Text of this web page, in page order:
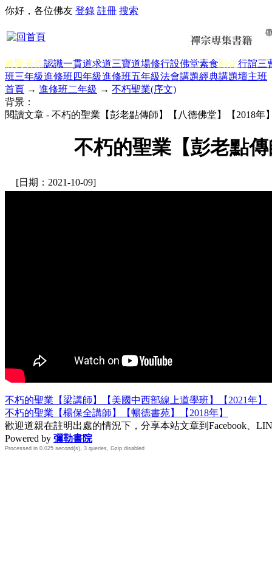
你好，各位佛友 登錄 註冊 搜索
前賢著作認識一貫道求道三寶道場修行設佛堂素食顯化行誼三
班三年級進修班四年級進修班五年級法會講題經典講題壇主班
首頁 → 進修班二年級 → 不朽聖業(序文)
背景：
閱讀文章 - 不朽的聖業【彭老點傳師】【八德佛堂】【2018年
不朽的聖業【彭老點
[日期：2021-10-09]
不朽的聖業【梁講師】【美國中西部線上道學班】【2021年】
不朽的聖業【楊保全講師】【暢德書苑】【2018年】
歡迎道親在註明出處的情況下，分享本站文章到Facebook、
Powered by 彌勒書院
Processed in 0.025 second(s), 3 queries, Gzip disabled